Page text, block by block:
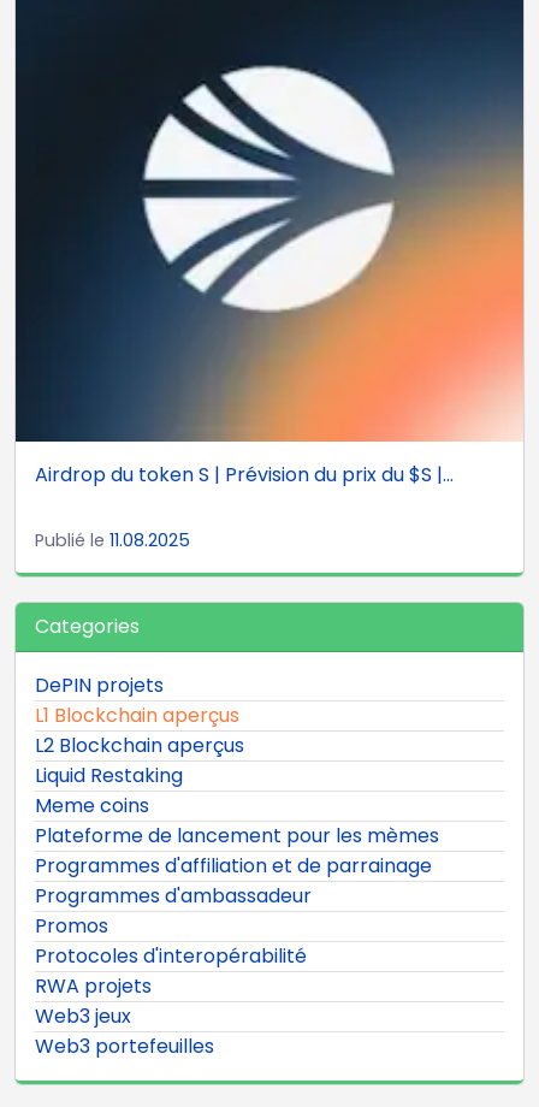
Airdrop du token S | Prévision du prix du $S |...
Publié le 11.08.2025
Categories
DePIN projets
L1 Blockchain aperçus
L2 Blockchain aperçus
Liquid Restaking
Meme coins
Plateforme de lancement pour les mèmes
Programmes d'affiliation et de parrainage
Programmes d'ambassadeur
Promos
Protocoles d'interopérabilité
RWA projets
Web3 jeux
Web3 portefeuilles